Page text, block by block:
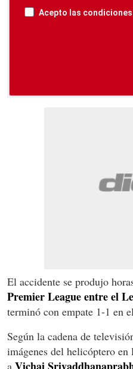
Acepto las
El accidente se produjo
Premier League entre el
terminó con empate 1-1 en
Según la cadena de
imágenes del helicóptero en
a Vichai